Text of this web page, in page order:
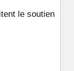
le soutien